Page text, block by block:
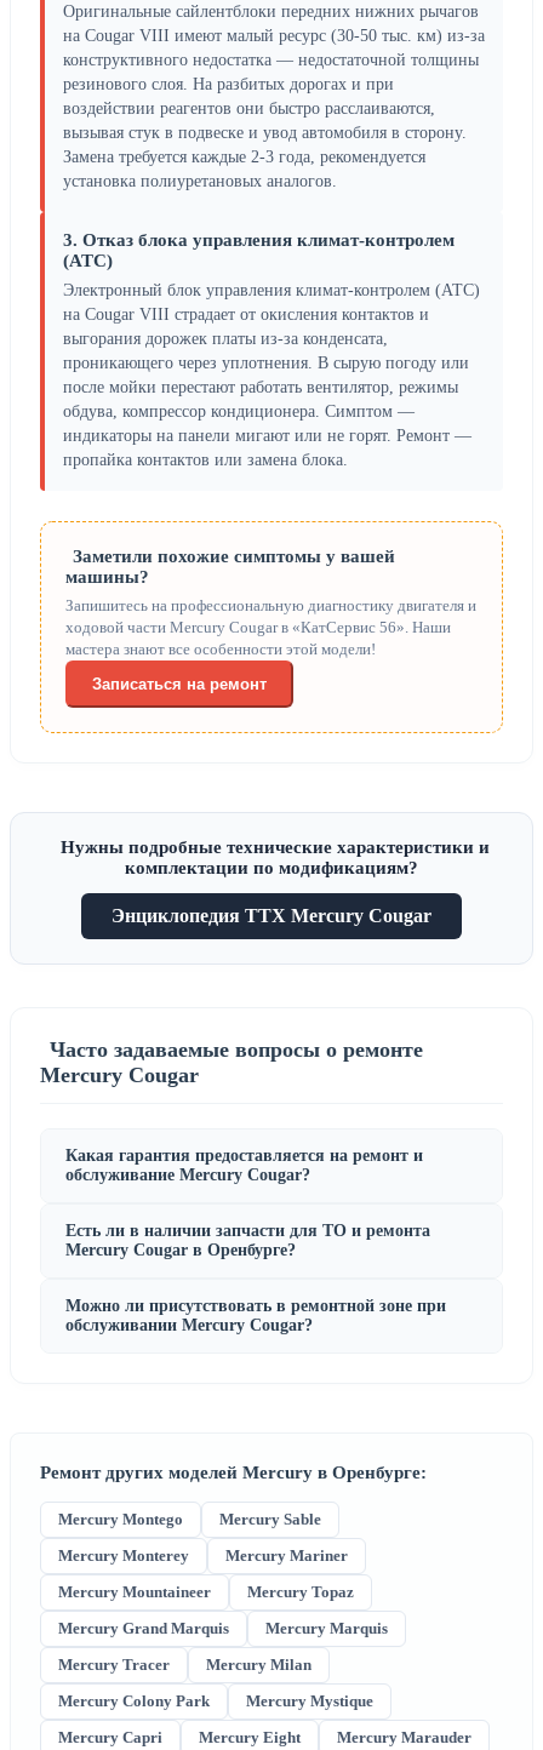
Оригинальные сайлентблоки передних нижних рычагов
на Cougar VIII имеют малый ресурс (30-50 тыс. км) из-за
конструктивного недостатка — недостаточной толщины
резинового слоя. На разбитых дорогах и при
воздействии реагентов они быстро расслаиваются,
вызывая стук в подвеске и увод автомобиля в сторону.
Замена требуется каждые 2-3 года, рекомендуется
установка полиуретановых аналогов.
3. Отказ блока управления климат-контролем
(ATC)
Электронный блок управления климат-контролем (ATC)
на Cougar VIII страдает от окисления контактов и
выгорания дорожек платы из-за конденсата,
проникающего через уплотнения. В сырую погоду или
после мойки перестают работать вентилятор, режимы
обдува, компрессор кондиционера. Симптом —
индикаторы на панели мигают или не горят. Ремонт —
пропайка контактов или замена блока.
Заметили похожие симптомы у вашей
машины?
Запишитесь на профессиональную диагностику двигателя и
ходовой части Mercury Cougar в «КатСервис 56». Наши
мастера знают все особенности этой модели!
Записаться на ремонт
Нужны подробные технические характеристики и
комплектации по модификациям?
Энциклопедия ТТХ Mercury Cougar
Часто задаваемые вопросы о ремонте
Mercury Cougar
Какая гарантия предоставляется на ремонт и
обслуживание Mercury Cougar?
Есть ли в наличии запчасти для ТО и ремонта
Mercury Cougar в Оренбурге?
Можно ли присутствовать в ремонтной зоне при
обслуживании Mercury Cougar?
Ремонт других моделей Mercury в Оренбурге:
Mercury Montego
Mercury Sable
Mercury Monterey
Mercury Mariner
Mercury Mountaineer
Mercury Topaz
Mercury Grand Marquis
Mercury Marquis
Mercury Tracer
Mercury Milan
Mercury Colony Park
Mercury Mystique
Mercury Capri
Mercury Eight Mercury Marauder